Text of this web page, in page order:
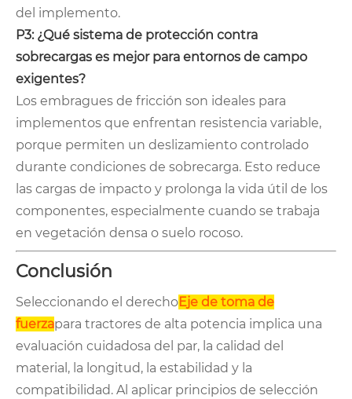
del implemento.
P3: ¿Qué sistema de protección contra
sobrecargas es mejor para entornos de campo
exigentes?
Los embragues de fricción son ideales para
implementos que enfrentan resistencia variable,
porque permiten un deslizamiento controlado
durante condiciones de sobrecarga. Esto reduce
las cargas de impacto y prolonga la vida útil de los
componentes, especialmente cuando se trabaja
en vegetación densa o suelo rocoso.
Conclusión
Seleccionando el derechoEje de toma de
fuerzapara tractores de alta potencia implica una
evaluación cuidadosa del par, la calidad del
material, la longitud, la estabilidad y la
compatibilidad. Al aplicar principios de selección